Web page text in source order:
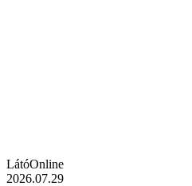
LátóOnline
2026.07.29